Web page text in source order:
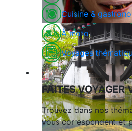
Cuisine &
À moto
Voyages
Voyages en Indochine
FAITES VOYAGER
Trouvez dans nos
vous correspondent et